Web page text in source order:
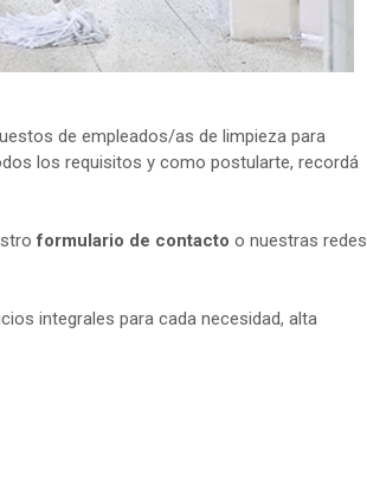
de empleados/as de limpieza para
los requisitos y como postularte, recordá
formulario de contacto o nuestras redes
integrales para cada necesidad, alta